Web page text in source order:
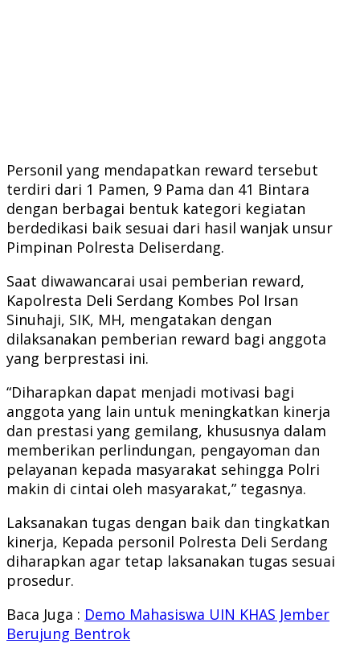
Personil yang mendapatkan reward tersebut
terdiri dari 1 Pamen, 9 Pama dan 41 Bintara
dengan berbagai bentuk kategori kegiatan
berdedikasi baik sesuai dari hasil wanjak unsur
Pimpinan Polresta Deliserdang.
Saat diwawancarai usai pemberian reward,
Kapolresta Deli Serdang Kombes Pol Irsan
Sinuhaji, SIK, MH, mengatakan dengan
dilaksanakan pemberian reward bagi anggota
yang berprestasi ini.
“Diharapkan dapat menjadi motivasi bagi
anggota yang lain untuk meningkatkan kinerja
dan prestasi yang gemilang, khususnya dalam
memberikan perlindungan, pengayoman dan
pelayanan kepada masyarakat sehingga Polri
makin di cintai oleh masyarakat,” tegasnya.
Laksanakan tugas dengan baik dan tingkatkan
kinerja, Kepada personil Polresta Deli Serdang
diharapkan agar tetap laksanakan tugas sesuai
prosedur.
Baca Juga : Demo Mahasiswa UIN KHAS Jember
Berujung Bentrok